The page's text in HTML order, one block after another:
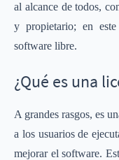
al alcance de todos,
y propietario; en
software libre.
¿Qué es una
A grandes rasgos, es
a los usuarios de
mejorar el software.